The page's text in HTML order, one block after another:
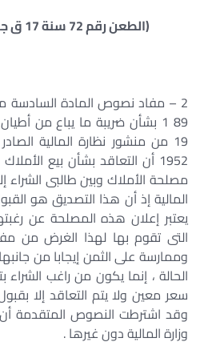
(الطعن رقم 72 سنة 17 ق جلسة 9/12/1948)
1952 أن التعاقد بشأن بيع
مصلحة الأملاك وبين طالبى الشراء
المالية إذ أن هذا التصديق هو
يعتبر إعلان هذه المصلحة عن
التى تقوم بها لهذا الغرض من
وممارسة على الثمن إيجابا من
الحالة ، إنما يكون من راغب
سعر معين ولا يتم التعاقد إلا
وقد اشترطت النصوص المتقدمة أن
وزارة المالية دون غيرها .